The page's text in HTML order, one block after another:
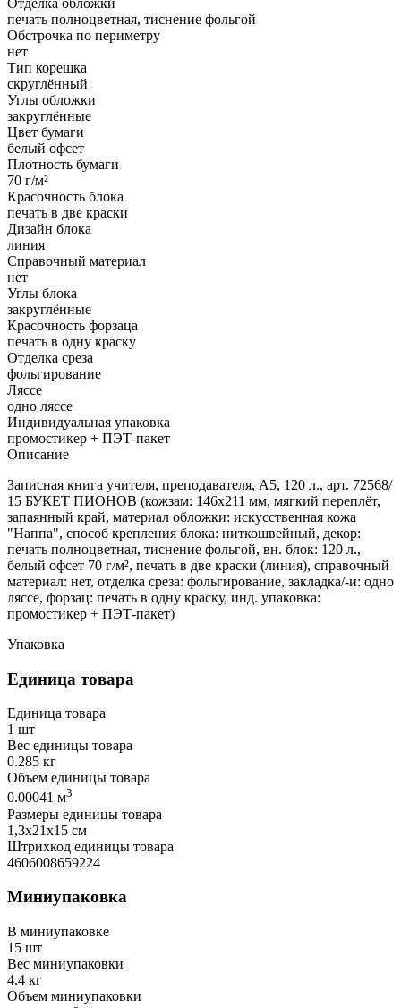
печать полноцветная, тиснение фольгой
Обстрочка по периметру
нет
Тип корешка
скруглённый
Углы обложки
закруглённые
Цвет бумаги
белый офсет
Плотность бумаги
70 г/м²
Красочность блока
печать в две краски
Дизайн блока
линия
Справочный материал
нет
Углы блока
закруглённые
Красочность форзаца
печать в одну краску
Отделка среза
фольгирование
Ляссе
одно ляссе
Индивидуальная упаковка
промостикер + ПЭТ-пакет
Описание
Записная книга учителя, преподавателя, А5, 120 л., арт. 72568/
15 БУКЕТ ПИОНОВ (кожзам: 146х211 мм, мягкий переплёт,
запаянный край, материал обложки: искусственная кожа
"Наппа", способ крепления блока: ниткошвейный, декор:
печать полноцветная, тиснение фольгой, вн. блок: 120 л.,
белый офсет 70 г/м², печать в две краски (линия), справочный
материал: нет, отделка среза: фольгирование, закладка/-и: одно
ляссе, форзац: печать в одну краску, инд. упаковка:
промостикер + ПЭТ-пакет)
Упаковка
Единица товара
Единица товара
1 шт
Вес единицы товара
0.285 кг
Объем единицы товара
0.00041 м3
Размеры единицы товара
1,3х21х15 см
Штрихкод единицы товара
4606008659224
Миниупаковка
В миниупаковке
15 шт
Вес миниупаковки
4.4 кг
Объем миниупаковки